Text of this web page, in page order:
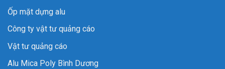
Ốp mặt dựng alu
Công ty vật tư quảng cáo
Vật tư quảng cáo
Alu Mica Poly Bình Dương